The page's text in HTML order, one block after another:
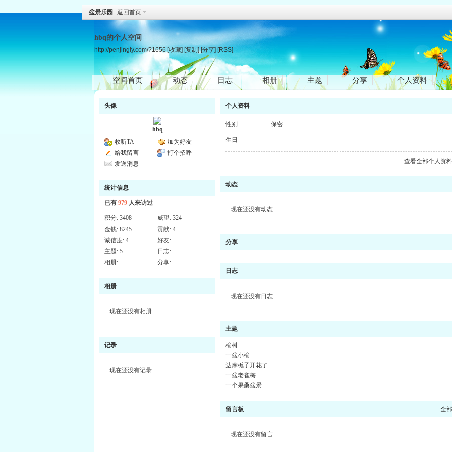
盆景乐园 返回首页
hbq的个人空间
http://penjingly.com/?1656 [收藏] [复制] [分享] [RSS]
空间首页 动态 日志 相册 主题 分享 个人资料
头像
hbq
收听TA
加为好友
给我留言
打个招呼
发送消息
统计信息
已有 979 人来访过
积分: 3408 威望: 324
金钱: 8245 贡献: 4
诚信度: 4 好友: --
主题: 5 日志: --
相册: -- 分享: --
相册
现在还没有相册
记录
现在还没有记录
个人资料
性别 保密
生日
查看全部个人资料
动态
现在还没有动态
分享
日志
现在还没有日志
主题
榆树
一盆小榆
达摩栀子开花了
一盆老雀梅
一个果桑盆景
留言板 全部
现在还没有留言